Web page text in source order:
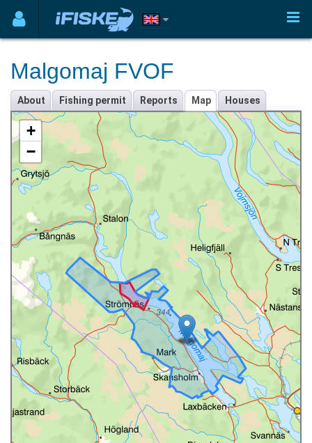
Malgomaj FVOF
About Fishing permit Reports Map Houses
+
−